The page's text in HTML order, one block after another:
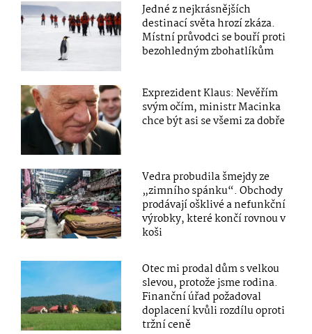
Jedné z nejkrásnějších
destinací světa hrozí zkáza.
Místní průvodci se bouří proti
bezohledným zbohatlíkům
Exprezident Klaus: Nevěřím
svým očím, ministr Macinka
chce být asi se všemi za dobře
Vedra probudila šmejdy ze
„zimního spánku“. Obchody
prodávají ošklivé a nefunkční
výrobky, které končí rovnou v
koši
Otec mi prodal dům s velkou
slevou, protože jsme rodina.
Finanční úřad požadoval
doplacení kvůli rozdílu oproti
tržní ceně